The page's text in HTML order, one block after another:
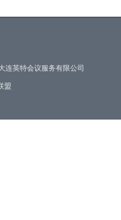
英特会议服务有限公司
盟